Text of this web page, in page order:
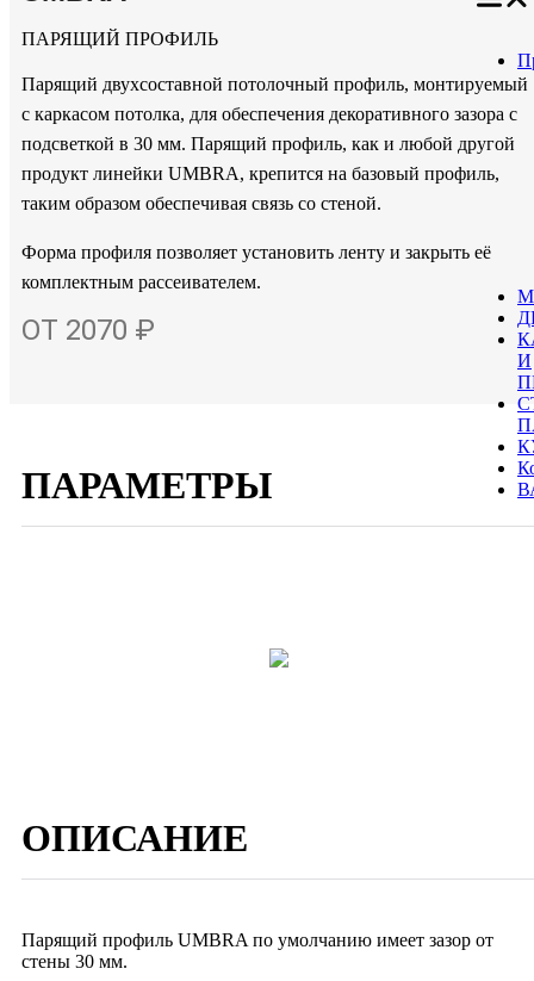
И
ПАРЯЩИЙ ПРОФИЛЬ
Парящий двухсоставной потолочный профиль, монтируемый
с каркасом потолка, для обеспечения декоративного зазора с
подсветкой в 30 мм. Парящий профиль, как и любой другой
продукт линейки UMBRA, крепится на базовый профиль,
таким образом обеспечивая связь со стеной.
Форма профиля позволяет установить ленту и закрыть её
комплектным рассеивателем.
ОТ 2070 ₽
ПАРАМЕТРЫ
ОПИСАНИЕ
Парящий профиль UMBRA по умолчанию имеет зазор от
стены 30 мм.